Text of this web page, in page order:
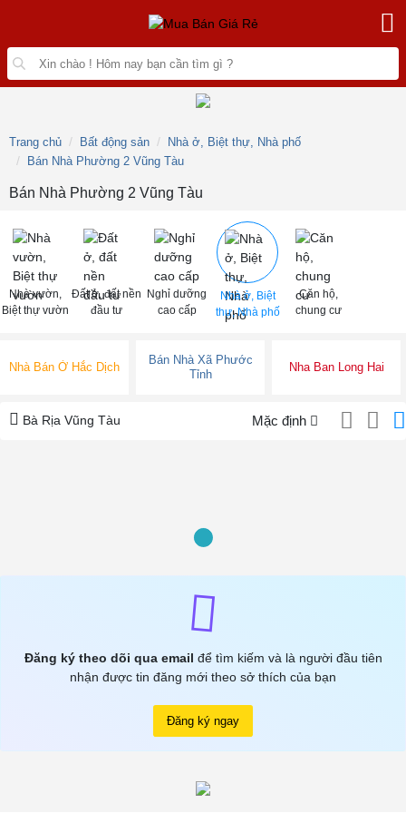
Trang chủ Bất động sản
Nhà ở, Biệt thự, Nhà phố
Bán Nhà Phường 2 Vũng Tàu
Bán Nhà Phường 2 Vũng Tàu
Nhà vườn,
Biệt thự vườn
Đất ở, đất nền
đầu tư
Nghỉ dưỡng
cao cấp
Nhà ở, Biệt
thự, Nhà phố
Căn hộ,
chung cư
Nhà Bán Ở Hắc Dịch
Bán Nhà Xã Phước
Tỉnh
Nha Ban Long Hai
Bà Rịa Vũng Tàu Mặc định
Đăng ký theo dõi qua email để tìm kiếm và là người đầu tiên
nhận được tin đăng mới theo sở thích của bạn
Đăng ký ngay